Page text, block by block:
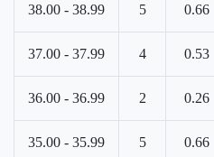
38.00 - 38.99 5 0.66
37.00 - 37.99 4 0.53
36.00 - 36.99 2 0.26
35.00 - 35.99 5 0.66